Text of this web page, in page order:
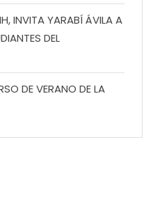
INVITA YARABÍ ÁVILA A
DEL
DE VERANO DE LA